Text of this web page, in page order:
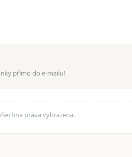
přímo do e-mailu!
práva vyhrazena.